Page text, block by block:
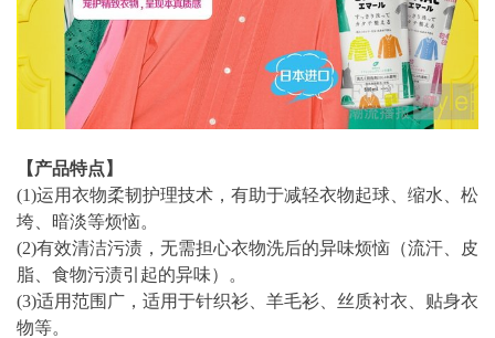
【产品特点】
(1)运用衣物柔韧护理技术，有助于减轻衣物起球、缩水、松
垮、暗淡等烦恼。
(2)有效清洁污渍，无需担心衣物洗后的异味烦恼（流汗、皮
脂、食物污渍引起的异味）。
(3)适用范围广，适用于针织衫、羊毛衫、丝质衬衣、贴身衣
物等。